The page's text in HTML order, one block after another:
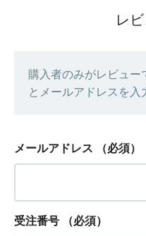
レ
購入者のみがレビュー
とメールアドレスを入
メールアドレス （必須）
受注番号 （必須）